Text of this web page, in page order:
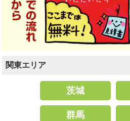
関東エリア
茨城
群馬